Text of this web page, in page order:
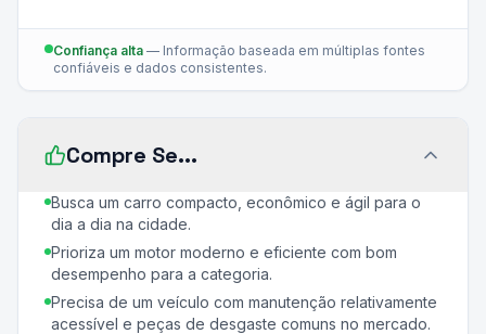
Confiança alta — Informação baseada em múltiplas fontes
confiáveis e dados consistentes.
Compre Se...
Busca um carro compacto, econômico e ágil para o
dia a dia na cidade.
Prioriza um motor moderno e eficiente com bom
desempenho para a categoria.
Precisa de um veículo com manutenção relativamente
acessível e peças de desgaste comuns no mercado.